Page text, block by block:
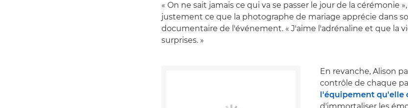
« On ne sait jamais ce qui va se passer le jour de la cérémonie
justement ce que la photographe de mariage apprécie dans
documentaire de l'événement. « J'aime l'adrénaline et que la
surprises. »
En revanche, Alison
contrôle de chaque
l'équipement qu'elle